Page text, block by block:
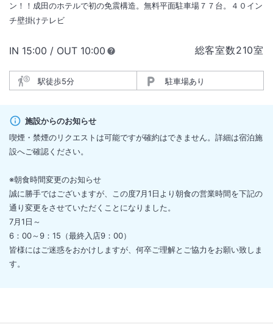
ン！！成田のホテルで初の免震構造。無料平面駐車場７７台。４０イン
チ壁掛けテレビ
総客室数210室
IN チェックイン
15:00 / OUT チェックアウト
10:00
駅徒歩5分 駐車場あり
施設からのお知らせ
喫煙・禁煙のリクエストは可能ですが確約はできません。詳細は宿泊施
設へご確認ください。
※朝食時間変更のお知らせ
誠に勝手ではございますが、この度7月1日より朝食の営業時間を下記の
通り変更をさせていただくことになりました。
7月1日～
6：00～9：15（最終入店9：00）
皆様にはご迷惑をおかけしますが、何卒ご理解とご協力をお願い致しま
す。